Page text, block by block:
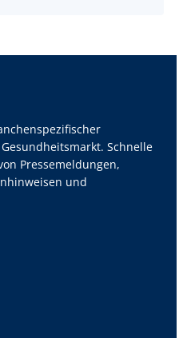
Schnelle
Pressemeldungen,
und